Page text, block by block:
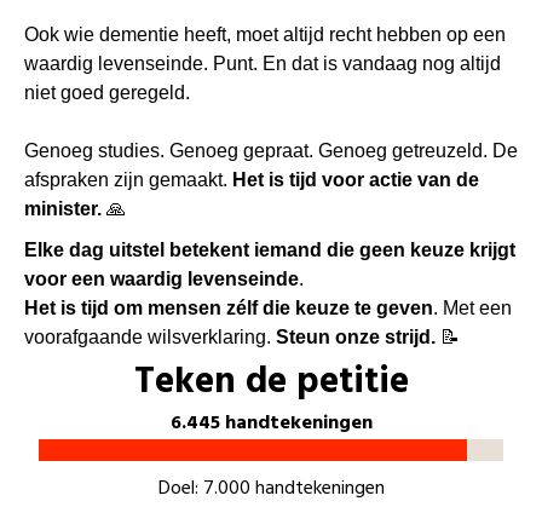
Kinderen en jongeren
Ook wie dementie heeft, moet altijd recht hebben op een
waardig levenseinde. Punt. En dat is vandaag nog altijd
niet goed geregeld.
Genoeg studies. Genoeg gepraat. Genoeg getreuzeld. De
afspraken zijn gemaakt. Het is tijd voor actie van de
minister. 🙏
Elke dag uitstel betekent iemand die geen keuze krijgt
voor een waardig levenseinde.
Het is tijd om mensen zélf die keuze te geven. Met een
voorafgaande wilsverklaring. Steun onze strijd. 📝
Teken de petitie
6.445 handtekeningen
Doel: 7.000 handtekeningen